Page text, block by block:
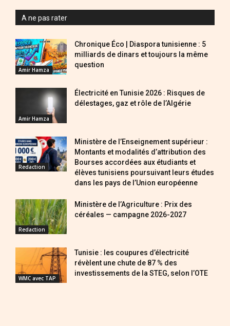
A ne pas rater
Amir Hamza
Chronique Éco | Diaspora tunisienne : 5
milliards de dinars et toujours la même
question
Amir Hamza
Électricité en Tunisie 2026 : Risques de
délestages, gaz et rôle de l’Algérie
Redaction
Ministère de l’Enseignement supérieur :
Montants et modalités d’attribution des
Bourses accordées aux étudiants et
élèves tunisiens poursuivant leurs études
dans les pays de l’Union européenne
Redaction
Ministère de l’Agriculture : Prix des
céréales — campagne 2026-2027
WMC avec TAP
Tunisie : les coupures d’électricité
révèlent une chute de 87 % des
investissements de la STEG, selon l’OTE